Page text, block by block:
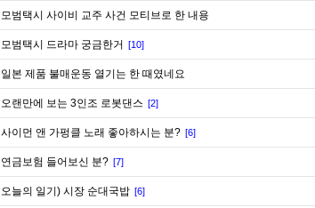
모범택시 사이비 교주 사건 모티브로 한 내용
모범택시 드라마 궁금한거 [10]
일본 제품 불매운동 열기는 한 때였네요
오랜만에 보는 3인조 로봇댄스 [2]
사이먼 앤 가펑클 노래 좋아하시는 분? [6]
연금보험 들어보신 분? [7]
오늘의 일기) 시장 순대국밥 [6]